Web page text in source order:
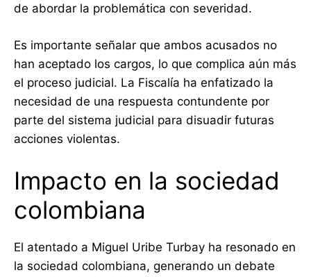
de abordar la problemática con severidad.
Es importante señalar que ambos acusados no
han aceptado los cargos, lo que complica aún más
el proceso judicial. La Fiscalía ha enfatizado la
necesidad de una respuesta contundente por
parte del sistema judicial para disuadir futuras
acciones violentas.
Impacto en la sociedad
colombiana
El atentado a Miguel Uribe Turbay ha resonado en
la sociedad colombiana, generando un debate